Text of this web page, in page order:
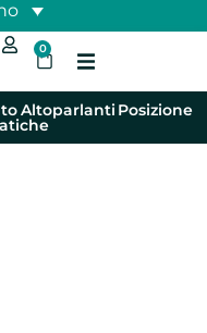
0
Altoparlanti Posizione